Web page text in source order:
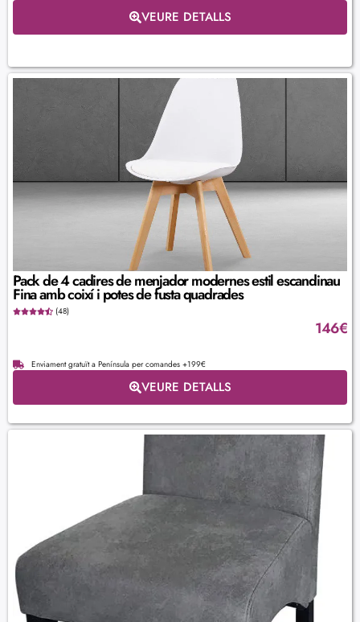
VEURE DETALLS
Pack de 4 cadires de menjador modernes estil escandinau
Fina amb coixí i potes de fusta quadrades
(48)
146€
Enviament gratuït a Península per comandes +199€
VEURE DETALLS